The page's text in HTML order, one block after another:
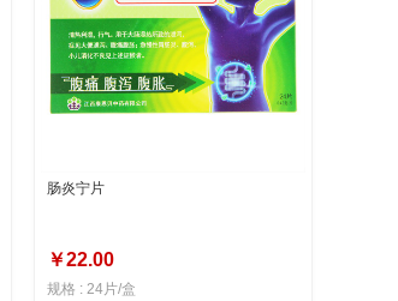
肠炎宁片
￥22.00
规格 : 24片/盒